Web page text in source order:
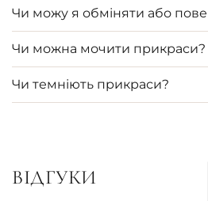
Чи можу я обміняти або
Чи можна мочити прикраси?
Чи темніють прикраси?
ВІДГУКИ